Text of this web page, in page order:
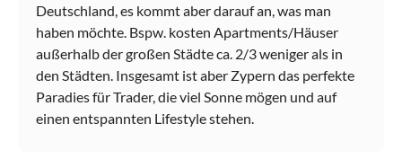
Deutschland, es kommt aber darauf an, was man
haben möchte. Bspw. kosten Apartments/Häuser
außerhalb der großen Städte ca. 2/3 weniger als in
den Städten. Insgesamt ist aber Zypern das perfekte
Paradies für Trader, die viel Sonne mögen und auf
einen entspannten Lifestyle stehen.